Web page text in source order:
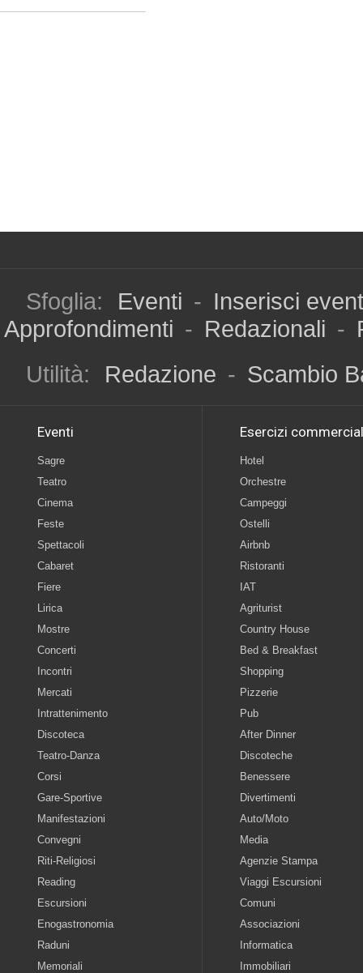
Sfoglia: Eventi - Inserisci
Approfondimenti - Redazionali -
Utilità:
Redazione - Scambio
Eventi
Sagre
Teatro
Cinema
Feste
Spettacoli
Cabaret
Fiere
Lirica
Mostre
Concerti
Incontri
Mercati
Intrattenimento
Discoteca
Teatro-Danza
Corsi
Gare-Sportive
Manifestazioni
Convegni
Riti-Religiosi
Reading
Escursioni
Enogastronomia
Raduni
Memoriali
Esercizi
Hotel
Orchestre
Campeggi
Ostelli
Airbnb
Ristoranti
IAT
Agriturist
Country House
Bed & Breakfast
Shopping
Pizzerie
Pub
After Dinner
Discoteche
Benessere
Divertimenti
Auto/Moto
Media
Agenzie Stampa
Viaggi Escursioni
Comuni
Associazioni
Informatica
Immobiliari